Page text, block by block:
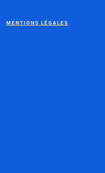
MENTIONS LÉGALES